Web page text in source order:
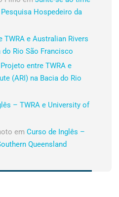
Hospedeiro da
TWRA e Australian Rivers
Rio São Francisco
Projeto entre TWRA e
(ARI) na Bacia do Rio
– TWRA e University of
em Curso de Inglês –
Queensland